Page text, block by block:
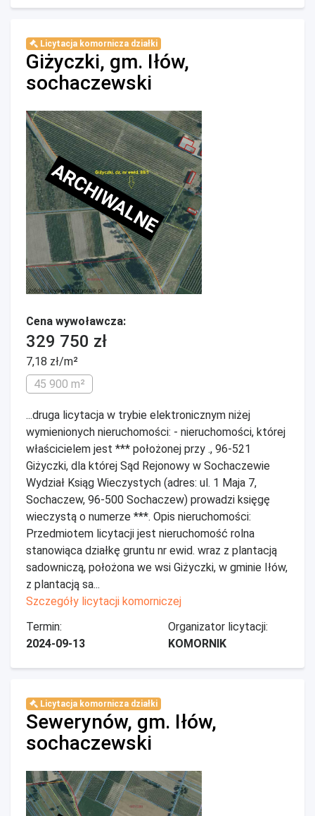
Licytacja komornicza działki
Giżyczki, gm. Iłów,
sochaczewski
ARCHIWALNE
Cena wywoławcza:
329 750 zł
7,18 zł/m²
45 900 m²
...druga licytacja w trybie elektronicznym niżej
wymienionych nieruchomości: - nieruchomości, której
właścicielem jest *** położonej przy ., 96-521
Giżyczki, dla której Sąd Rejonowy w Sochaczewie
Wydział Ksiąg Wieczystych (adres: ul. 1 Maja 7,
Sochaczew, 96-500 Sochaczew) prowadzi księgę
wieczystą o numerze ***. Opis nieruchomości:
Przedmiotem licytacji jest nieruchomość rolna
stanowiąca działkę gruntu nr ewid. wraz z plantacją
sadowniczą, położona we wsi Giżyczki, w gminie Iłów,
z plantacją sa...
Szczegóły licytacji komorniczej
Termin:
2024-09-13
Organizator licytacji:
KOMORNIK
Licytacja komornicza działki
Sewerynów, gm. Iłów,
sochaczewski